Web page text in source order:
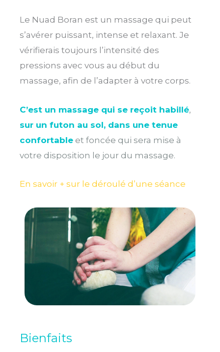
Le Nuad Boran est un massage qui peut
s’avérer puissant, intense et relaxant. Je
vérifierais toujours l’intensité des
pressions avec vous au début du
massage, afin de l’adapter à votre corps.
C’est un massage qui se reçoit habillé,
sur un futon au sol, dans une tenue
confortable et foncée qui sera mise à
votre disposition le jour du massage.
En savoir + sur le déroulé d’une séance
Bienfaits